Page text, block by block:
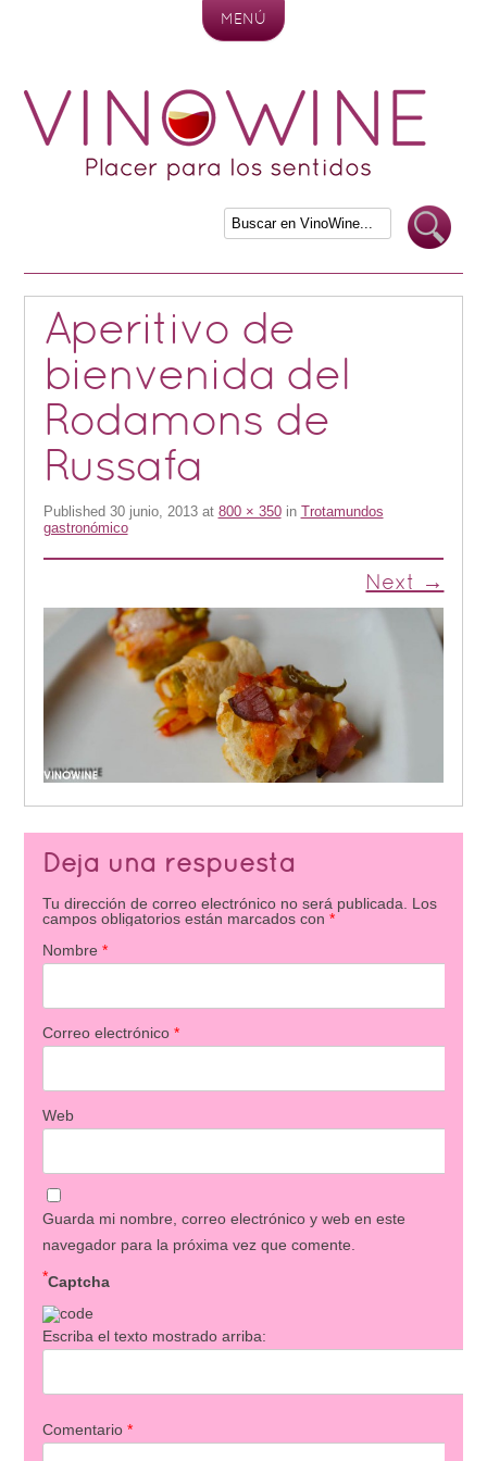
MENÚ
Aperitivo de
bienvenida del
Rodamons de
Russafa
Published 30 junio, 2013at 800 × 350in Trotamundos
gastronómico
Next →
Deja una respuesta
Tu dirección de correo electrónico no será publicada.
Los
campos obligatorios están marcados con *
Nombre *
Correo electrónico *
Web
Guarda mi nombre, correo electrónico y web en este
navegador para la próxima vez que comente.
Captcha
*
Escriba el texto mostrado arriba:
Comentario *